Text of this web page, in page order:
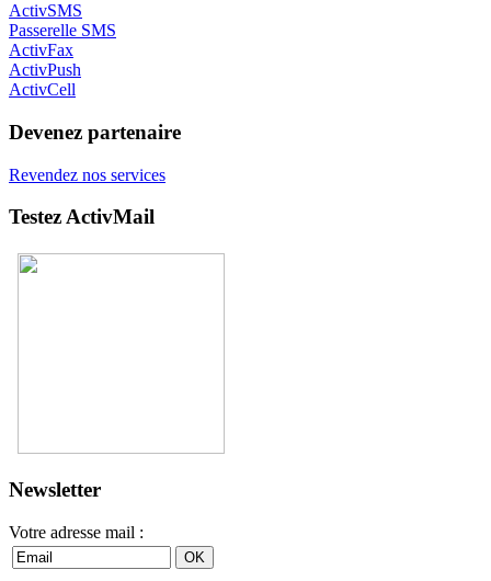
ActivSMS
Passerelle SMS
ActivFax
ActivPush
ActivCell
Devenez partenaire
Revendez nos services
Testez ActivMail
Newsletter
Votre adresse mail :